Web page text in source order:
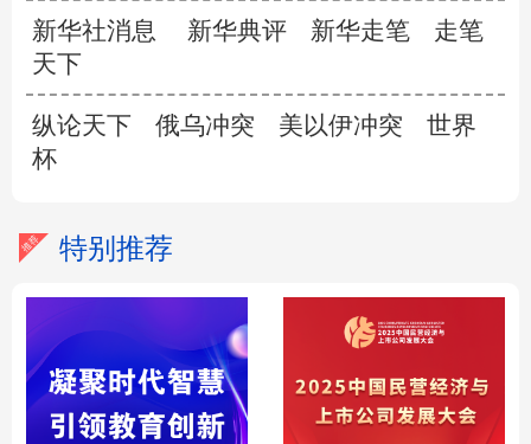
新华社消息 新华典评 新华走笔
走笔
天下
纵论天下 俄乌冲突 美以伊冲突
世界
杯
特别推荐